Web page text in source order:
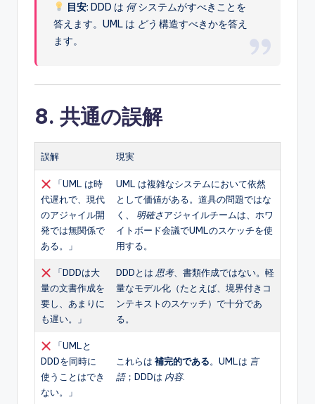
目安: DDD は 何システムがすべきことを
答えます。UML は どう 構造すべきかを答え
ます。
8. 共通の誤解
誤解 現実
「UML は時
代遅れで、現代
のアジャイル開
発では無関係で
ある。」
UML は複雑なシステムにおいて依然
として価値がある。道具の問題ではな
く、 明確さアジャイルチームは、ホワ
イトボード会議でUMLのスケッチを使
用する。
「DDDは大
量の文書作成を
要し、あまりに
も遅い。」
DDDとは 思考、書類作成ではない。軽
量なモデル化（たとえば、境界付きコ
ンテキストのスケッチ）で十分であ
る。
「UMLと
DDDを同時に
使うことはでき
ない。」
これらは 補完的である。UMLは 言
語；DDDは 内容.